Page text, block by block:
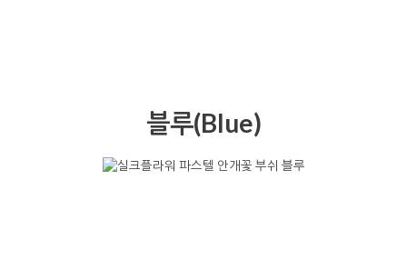
블루(Blue)